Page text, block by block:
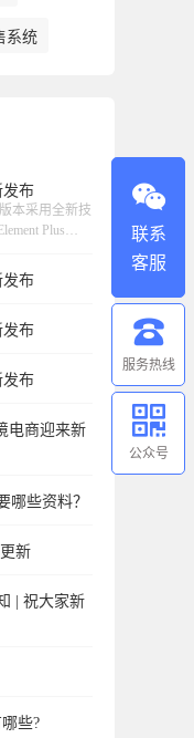
系统
发布
本采用全新技
Plus
少功能模块
发布
发布
发布
电商迎来新
哪些资料？
新
| 祝大家新
些?
联系
客服
服务热线
公众号